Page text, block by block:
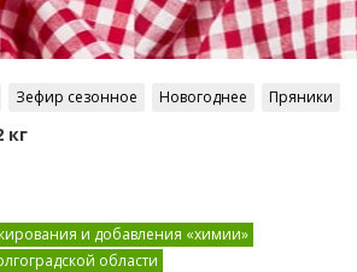
Зефир сезонное Новогоднее Пряники
кг
и добавления «химии»
области